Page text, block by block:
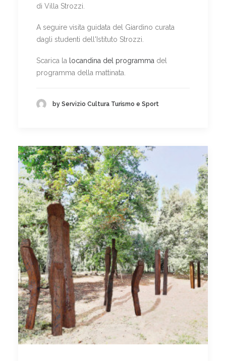
di Villa Strozzi.
A seguire visita guidata del Giardino curata
dagli studenti dell'Istituto Strozzi.
Scarica la locandina del programma del
programma della mattinata.
by Servizio Cultura Turismo e Sport